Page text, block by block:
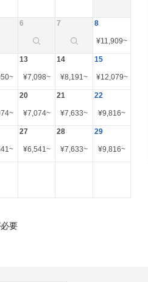
6 7 8
¥11,909~
~
13
¥7,098~
14
¥8,191~
15
¥12,079~
~
20
¥7,074~
21
¥7,633~
22
¥9,816~
~
27
¥6,541~
28
¥7,633~
29
¥9,816~
要